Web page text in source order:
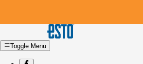
Toggle Menu